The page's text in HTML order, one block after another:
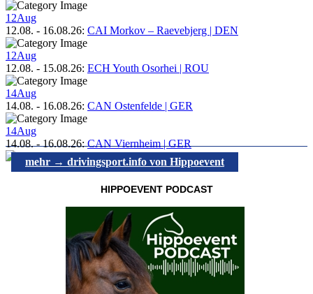
12Aug
12.08. - 16.08.26: CAI Morkov – Raevebjerg | DEN
12Aug
12.08. - 15.08.26: ECH Youth Osorhei | ROU
14Aug
14.08. - 16.08.26: CAN Ostenfelde | GER
14Aug
14.08.-16.08.26:CAN Viernheim | GER
mehr → drivingsport.info von Hippoevent
HIPPOEVENT PODCAST